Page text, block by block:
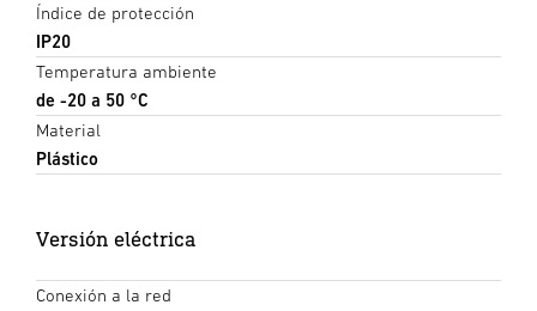
Índice de protección
IP20
Temperatura ambiente
de -20 a 50 °C
Material
Plástico
Versión eléctrica
Conexión a la red